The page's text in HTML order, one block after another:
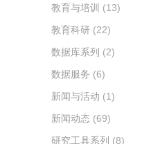
教育与培训 (13)
教育科研 (22)
数据库系列 (2)
数据服务 (6)
新闻与活动 (1)
新闻动态 (69)
研究工具系列 (8)